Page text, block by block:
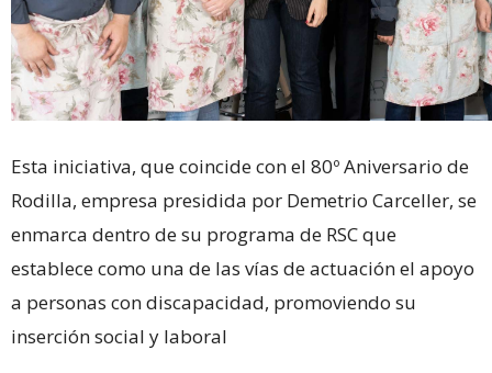
Esta iniciativa, que coincide con el 80º Aniversario de
Rodilla, empresa presidida por Demetrio Carceller, se
enmarca dentro de su programa de RSC que
establece como una de las vías de actuación el apoyo
a personas con discapacidad, promoviendo su
inserción social y laboral